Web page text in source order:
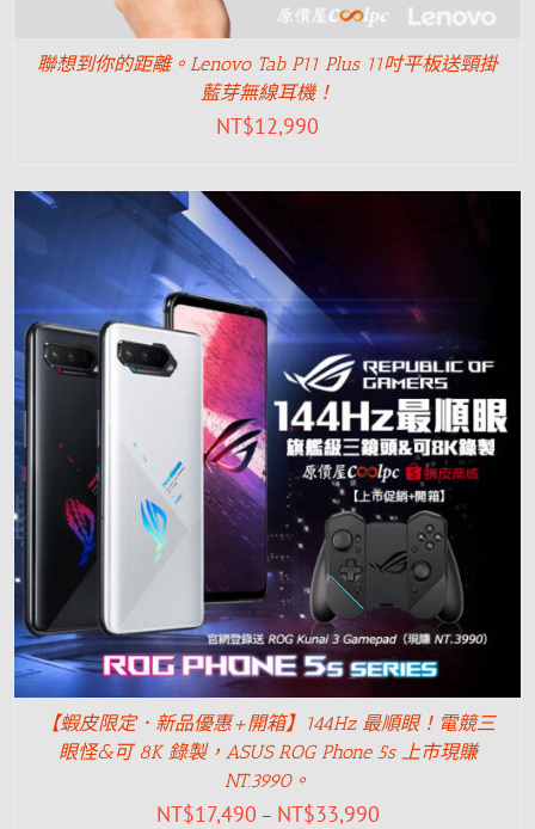
聯想到你的距離。Lenovo Tab P11 Plus 11吋平板送頸掛
藍芽無線耳機！
NT$12,990
【蝦皮限定．新品優惠+開箱】144Hz 最順眼！電競三
眼怪&可 8K 錄製，ASUS ROG Phone 5s 上市現賺
NT.3990。
NT$17,490 – NT$33,990